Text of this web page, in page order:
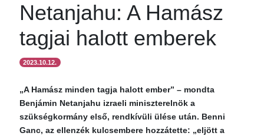
Netanjahu: A Hamász
tagjai halott emberek
2023.10.12.
„A Hamász minden tagja halott ember” – mondta
Benjámin Netanjahu izraeli miniszterelnök a
szükségkormány első, rendkívüli ülése után. Benni
Ganc, az ellenzék kulcsembere hozzátette: „eljött a